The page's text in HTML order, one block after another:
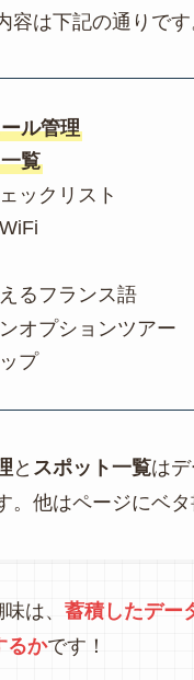
容は下記の通りです
ル管理
覧
ックリスト
るフランス語
オプションツアー
プ
と スポット一覧は
。他はページにベタ
は、 蓄積したデー
るかです！